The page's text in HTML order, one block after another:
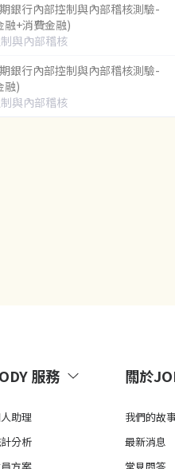
銀行內部控制與內部稽核測驗-
融+消費金融)
與內部稽核
銀行內部控制與內部稽核測驗-
融)
與內部稽核
服務
助理
分析
關於
我們的故
最新消息